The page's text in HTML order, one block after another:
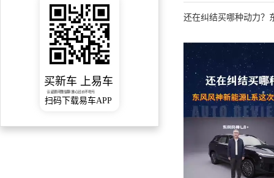
买新车 上易车
认证顾问微信聊 放心比价不吃亏
扫码下载易车APP
还在纠结买哪种动力？